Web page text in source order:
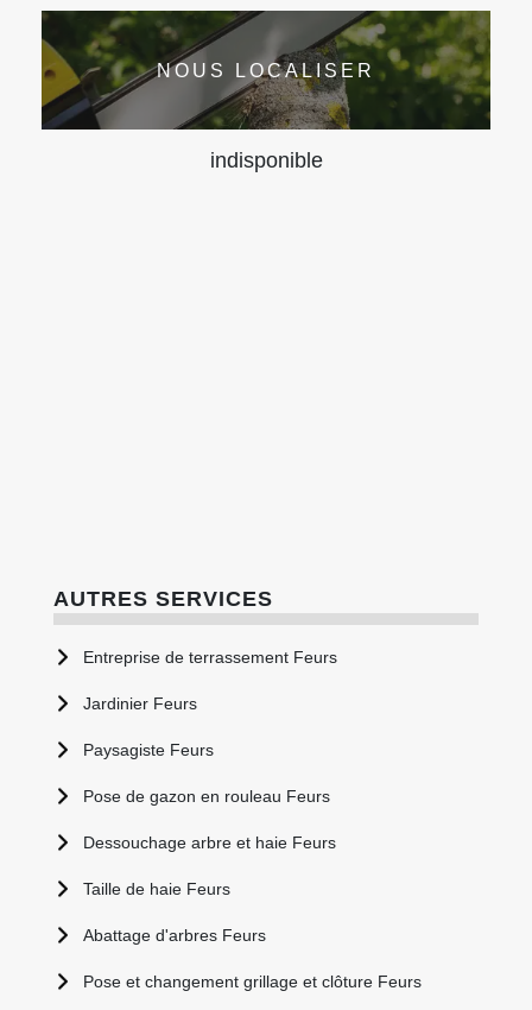
NOUS LOCALISER
indisponible
AUTRES SERVICES
Entreprise de terrassement Feurs
Jardinier Feurs
Paysagiste Feurs
Pose de gazon en rouleau Feurs
Dessouchage arbre et haie Feurs
Taille de haie Feurs
Abattage d'arbres Feurs
Pose et changement grillage et clôture Feurs